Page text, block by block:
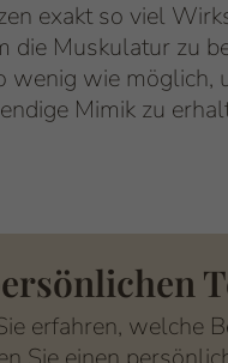
exakt so viel
die Muskulatur zu
wenig wie möglich,
Mimik zu
erfahren, welche